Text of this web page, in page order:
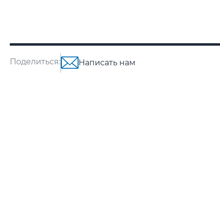
Поделиться: Написать нам